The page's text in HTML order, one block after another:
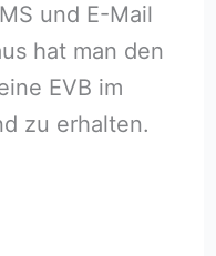
und E-Mail
hat man den
EVB im
zu erhalten.